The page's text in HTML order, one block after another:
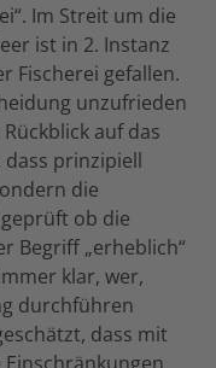
Im Streit um die
ist in 2. Instanz
Fischerei gefallen.
unzufrieden
auf das
prinzipiell
die
ob die
Begriff „erheblich“
klar, wer,
durchführen
dass mit